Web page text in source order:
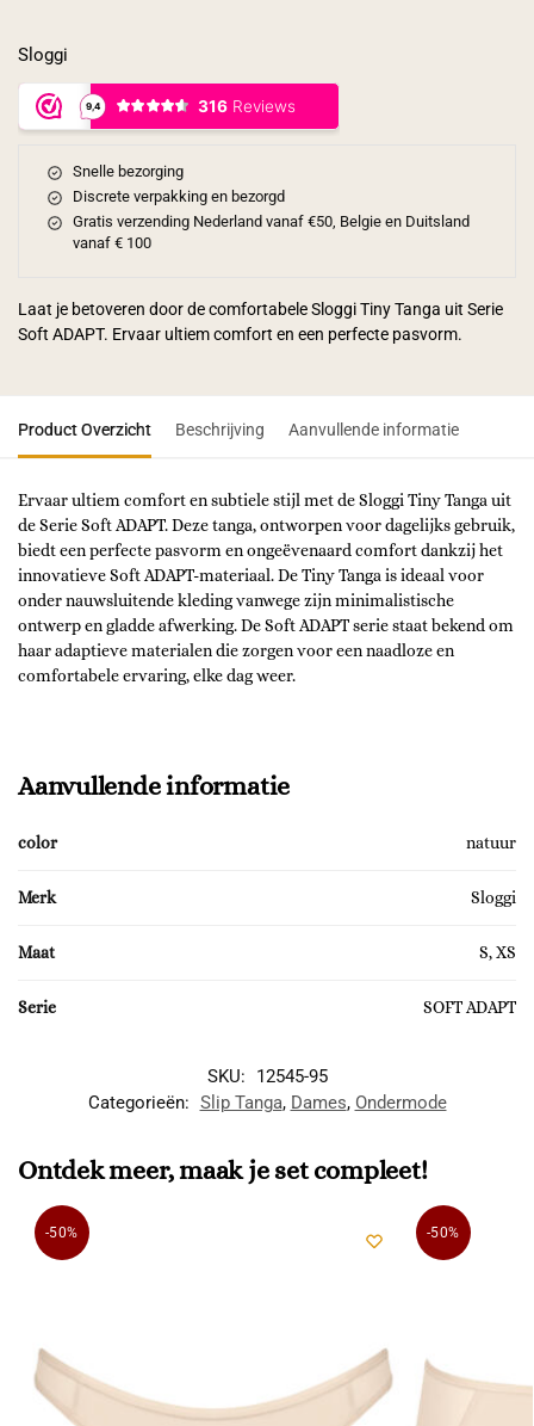
Sloggi
Snelle bezorging
Discrete verpakking en bezorgd
Gratis verzending Nederland vanaf €50, Belgie en Duitsland
vanaf € 100
Laat je betoveren door de comfortabele Sloggi Tiny Tanga uit Serie
Soft ADAPT. Ervaar ultiem comfort en een perfecte pasvorm.
Product Overzicht Beschrijving Aanvullende informatie
Ervaar ultiem comfort en subtiele stijl met de Sloggi Tiny Tanga uit
de Serie Soft ADAPT. Deze tanga, ontworpen voor dagelijks gebruik,
biedt een perfecte pasvorm en ongeëvenaard comfort dankzij het
innovatieve Soft ADAPT-materiaal. De Tiny Tanga is ideaal voor
onder nauwsluitende kleding vanwege zijn minimalistische
ontwerp en gladde afwerking. De Soft ADAPT serie staat bekend om
haar adaptieve materialen die zorgen voor een naadloze en
comfortabele ervaring, elke dag weer.
Aanvullende informatie
color natuur
Merk Sloggi
Maat S, XS
Serie SOFT ADAPT
SKU:
12545-95
Categorieën: Slip Tanga, Dames, Ondermode
Ontdek meer, maak je set compleet!
-50% -50%